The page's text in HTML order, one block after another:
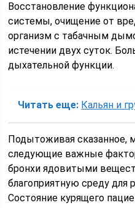
Восстановление
системы, очищение от
организм с табачным
истечении двух суток.
дыхательной функции.
Читать еще: Кальян и
Подытоживая сказанное,
следующие важные
бронхи ядовитыми
благоприятную среду для
Состояние курящего